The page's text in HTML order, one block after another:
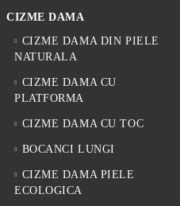
CIZME DAMA
CIZME DAMA DIN PIELE
NATURALA
CIZME DAMA CU
PLATFORMA
CIZME DAMA CU TOC
BOCANCI LUNGI
CIZME DAMA PIELE
ECOLOGICA